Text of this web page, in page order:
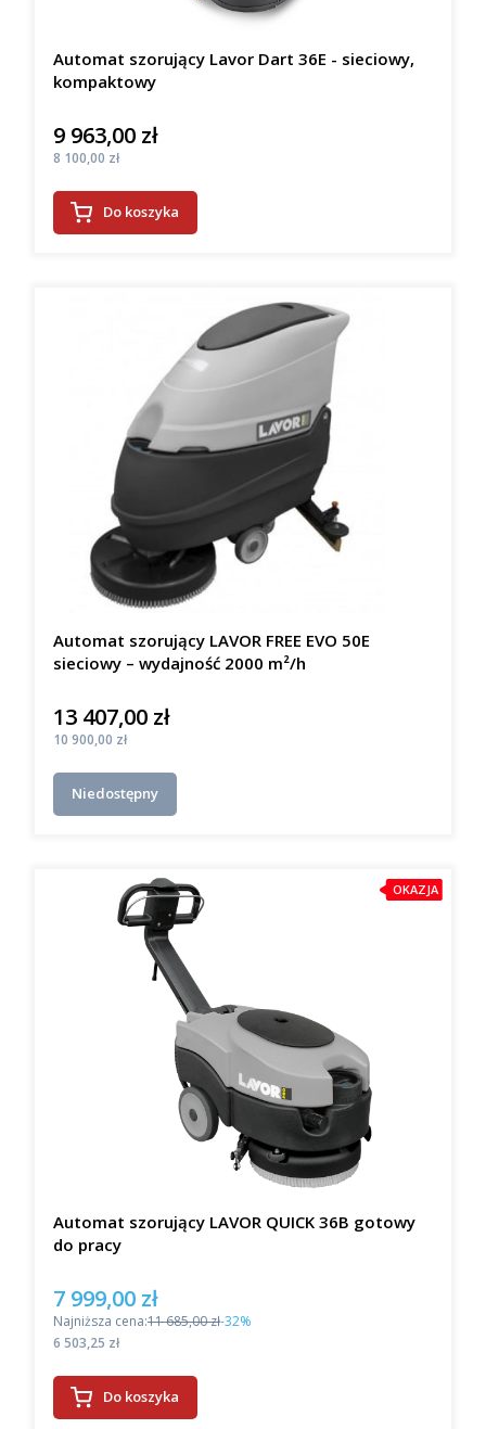
Automat szorujący Lavor Dart 36E - sieciowy,
kompaktowy
Cena
9 963,00 zł
Cena
8 100,00 zł
Do koszyka
Automat szorujący LAVOR FREE EVO 50E
sieciowy – wydajność 2000 m²/h
Cena
13 407,00 zł
Cena
10 900,00 zł
Niedostępny
OKAZJA
Automat szorujący LAVOR QUICK 36B gotowy
do pracy
Cena promocyjna
7 999,00 zł
Najniższa cena:11 685,00 zł-32%
Cena
6 503,25 zł
Do koszyka